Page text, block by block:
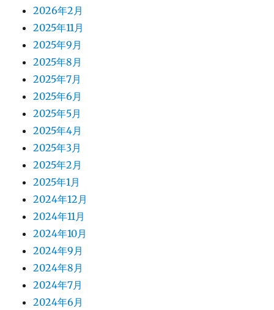
2026年2月
2025年11月
2025年9月
2025年8月
2025年7月
2025年6月
2025年5月
2025年4月
2025年3月
2025年2月
2025年1月
2024年12月
2024年11月
2024年10月
2024年9月
2024年8月
2024年7月
2024年6月